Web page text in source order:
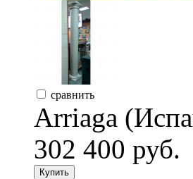
сравнить
Arriaga
302 400 руб.
Купить